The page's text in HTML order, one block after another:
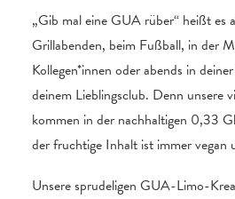
„Gib mal eine GUA rüber“ heißt es
Grillabenden, beim Fußball, in der
Kollegen*innen oder abends in
deinem Lieblingsclub. Denn unsere
kommen in der nachhaltigen 0,33
der fruchtige Inhalt ist immer vegan
Unsere sprudeligen GUA-Limo-